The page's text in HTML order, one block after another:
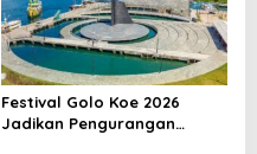
Festival Golo Koe 2026
Jadikan Pengurangan